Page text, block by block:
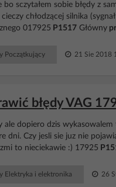
bo sczytałem sobie błędy z
cieczy chłodzącej silnika
017925 P1517 Główny
Początkujący 21 Sie 2018
błędy VAG
ale dopiero dzis
dni. Czy jesli sie juz nie
to nieciekawie :) 17925
Elektryka i elektronika 26